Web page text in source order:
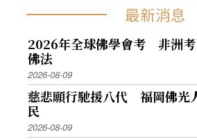
最新消息
2026年全球佛學會考 非洲考
佛法
2026-08-09
慈悲願行馳援八代 福岡佛光
民
2026-08-09